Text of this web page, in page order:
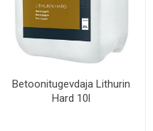
Betoonitugevdaja Lithurin
Hard 10l